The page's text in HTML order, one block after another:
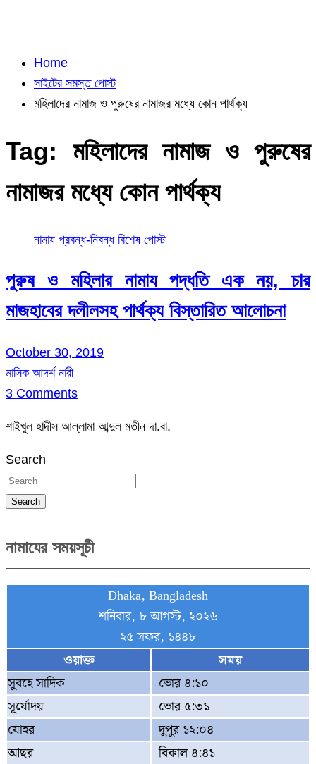
Home
সাইটের সমস্ত পোস্ট
মহিলাদের নামাজ ও পুরুষের নামাজর মধ্যে কোন পার্থক্য
Tag: মহিলাদের নামাজ ও পুরুষের
নামাজর মধ্যে কোন পার্থক্য
নামায প্রবন্ধ-নিবন্ধ বিশেষ পোস্ট
পুরুষ ও মহিলার নামায পদ্ধতি এক নয়, চার
মাজহাবের দলীলসহ পার্থক্য বিস্তারিত আলোচনা
October 30, 2019
মাসিক আদর্শ নারী
3 Comments
শাইখুল হাদীস আল্লামা আব্দুল মতীন দা.বা.
Search
Search
নামাযের সময়সূচী
Dhaka, Bangladesh
শনিবার, ৮ আগস্ট, ২০২৬
২৫ সফর, ১৪৪৮
ওয়াক্ত
সময়
সুবহে সাদিক
ভোর ৪:১০
সূর্যোদয়
ভোর ৫:৩১
যোহর
দুপুর ১২:০৪
আছর
বিকাল ৪:৪১